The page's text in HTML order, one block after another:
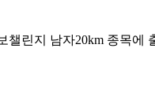
린지 남자20km 종목에